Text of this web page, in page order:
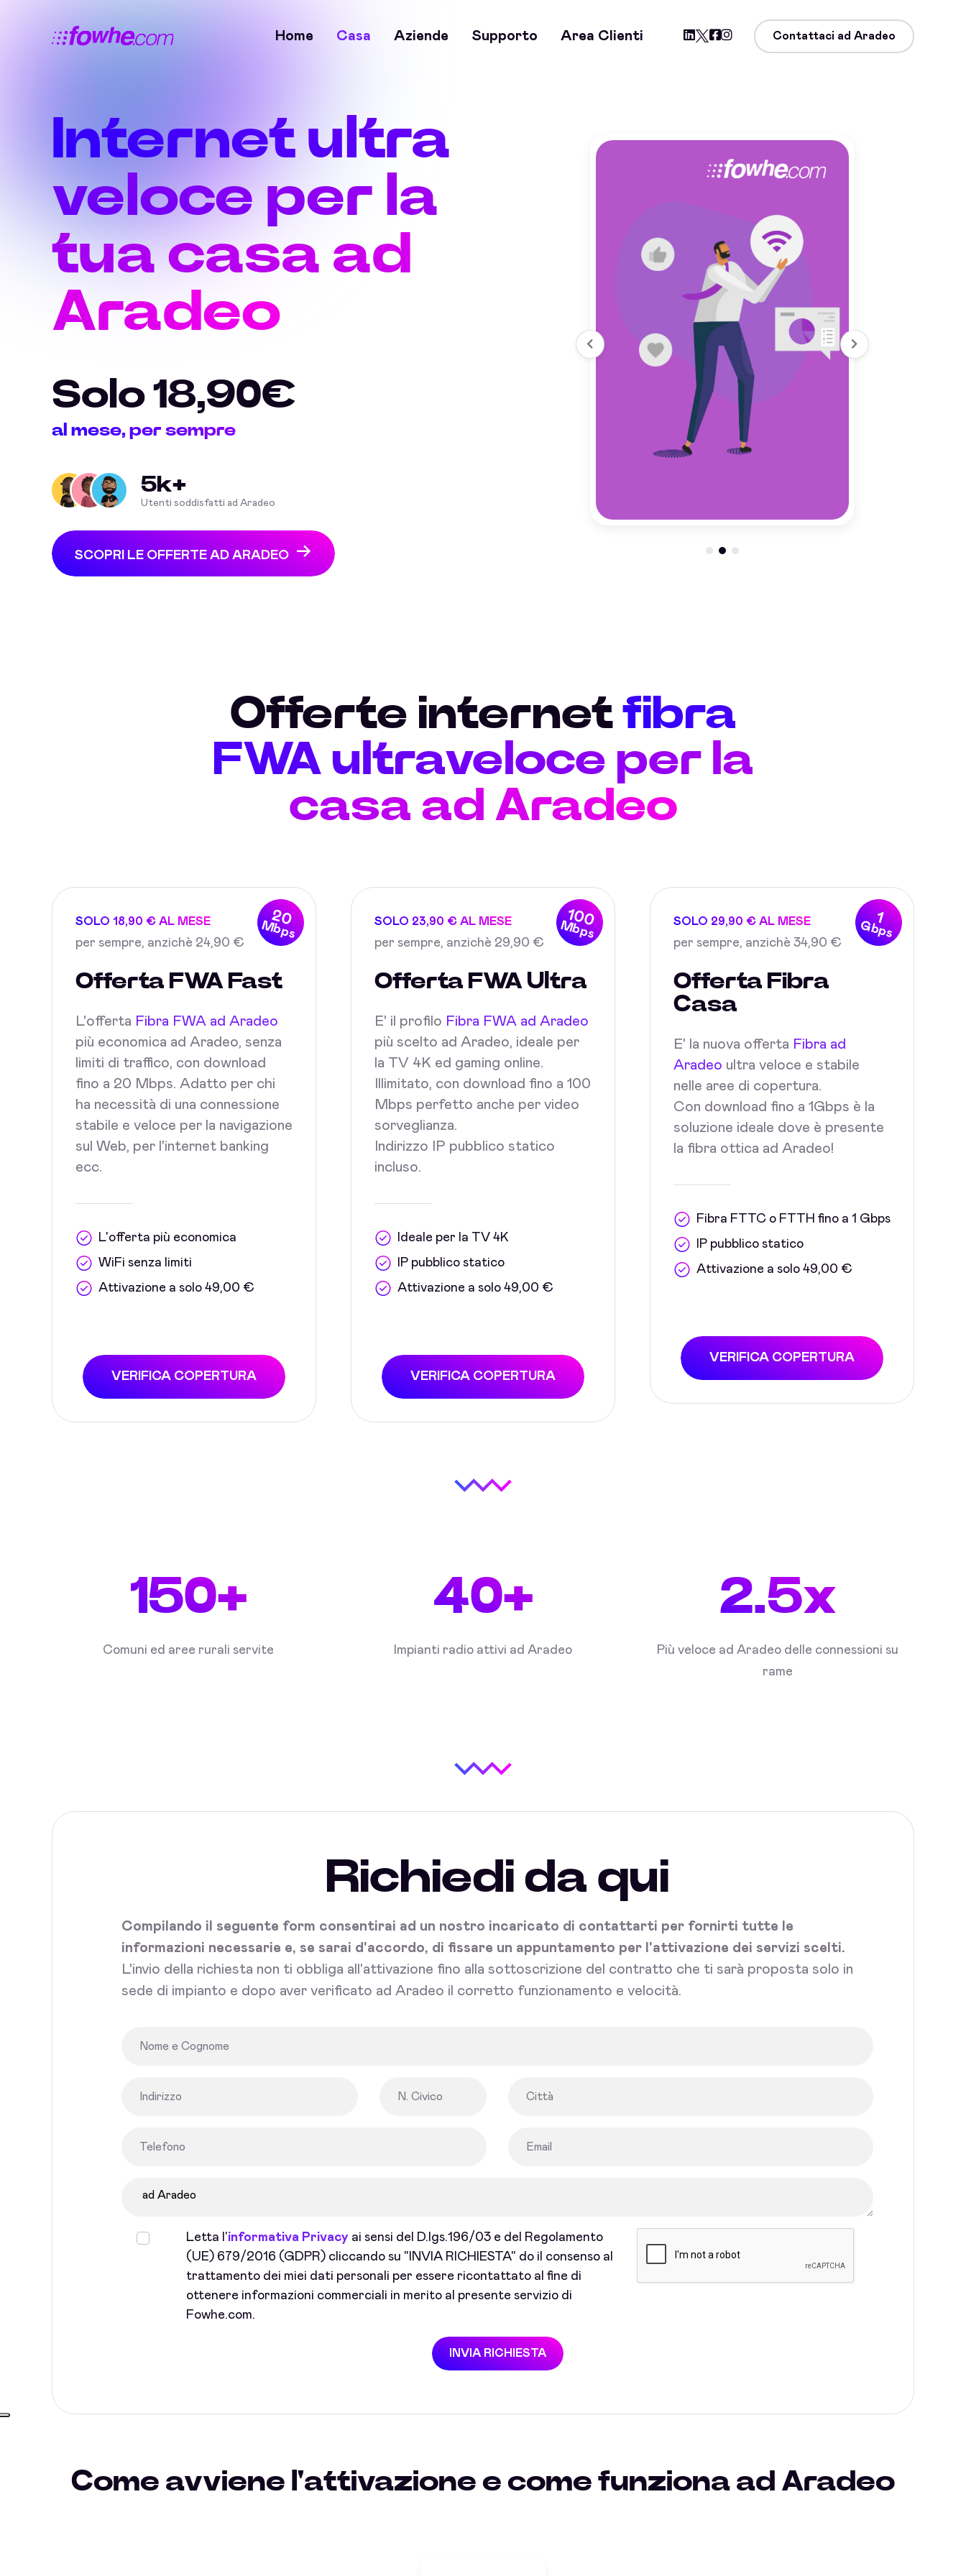
Home Casa Aziende Supporto Area Clienti Contattaci ad Aradeo
Internet ultra
veloce per la
tua casa ad
Aradeo
Solo 18,90€
al mese, per sempre
5k+
Utenti soddisfatti ad Aradeo
SCOPRI LE OFFERTE AD ARADEO
Offerte internet fibra
FWA ultraveloce per la
casa ad Aradeo
20
Mbps
SOLO 18,90 € AL MESE
per sempre, anzichè 24,90 €
Offerta FWA Fast
L'offerta Fibra FWA ad Aradeo
più economica ad Aradeo, senza
limiti di traffico, con download
fino a 20 Mbps. Adatto per chi
ha necessità di una connessione
stabile e veloce per la navigazione
sul Web, per l'internet banking
ecc.
L'offerta più economica
WiFi senza limiti
Attivazione a solo 49,00 €
VERIFICA COPERTURA
100
Mbps
SOLO 23,90 € AL MESE
per sempre, anzichè 29,90 €
Offerta FWA Ultra
E' il profilo Fibra FWA ad Aradeo
più scelto ad Aradeo, ideale per
la TV 4K ed gaming online.
Illimitato, con download fino a 100
Mbps perfetto anche per video
sorveglianza.
Indirizzo IP pubblico statico
incluso.
Ideale per la TV 4K
IP pubblico statico
Attivazione a solo 49,00 €
VERIFICA COPERTURA
1
Gbps
SOLO 29,90 € AL MESE
per sempre, anzichè 34,90 €
Offerta Fibra
Casa
E' la nuova offerta Fibra ad
Aradeo ultra veloce e stabile
nelle aree di copertura.
Con download fino a 1Gbps è la
soluzione ideale dove è presente
la fibra ottica ad Aradeo!
Fibra FTTC o FTTH fino a 1 Gbps
IP pubblico statico
Attivazione a solo 49,00 €
VERIFICA COPERTURA
150+
Comuni ed aree rurali servite
40+
Impianti radio attivi ad Aradeo
2.5x
Più veloce ad Aradeo delle connessioni su
rame
Richiedi da qui
Compilando il seguente form consentirai ad un nostro incaricato di contattarti per fornirti tutte le
informazioni necessarie e, se sarai d'accordo, di fissare un appuntamento per l'attivazione dei servizi scelti.
L'invio della richiesta non ti obbliga all'attivazione fino alla sottoscrizione del contratto che ti sarà proposta solo in
sede di impianto e dopo aver verificato ad Aradeo il corretto funzionamento e velocità.
Letta l'informativa Privacyai sensi del D.lgs.196/03 e del Regolamento
(UE) 679/2016 (GDPR) cliccando su "INVIA RICHIESTA" do il consenso al
trattamento dei miei dati personali per essere ricontattato al fine di
ottenere informazioni commerciali in merito al presente servizio di
Fowhe.com.
INVIA RICHIESTA
Come avviene l'attivazione e come funziona ad Aradeo